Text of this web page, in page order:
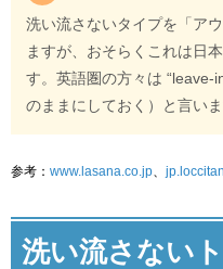
洗い流さないタイプを「ア
ますが、おそらくこれは日
す。英語圏の方々は “leave-
のままにしておく）と言いま
参考： www.lasana.co.jp、
洗い流さない